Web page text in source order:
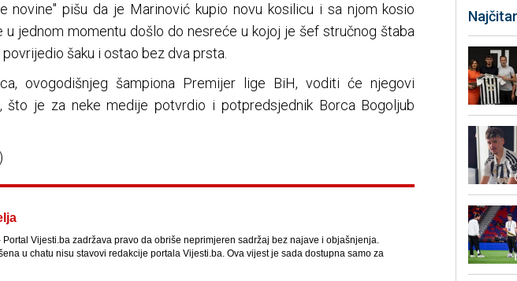
novine" pišu da je Marinović kupio novu kosilicu i sa njom kosio
u jednom momentu došlo do nesreće u kojoj je šef stručnog štaba
šaku i ostao bez dva prsta.
ovogodišnjeg šampiona Premijer lige BiH, voditi će njegovi
što je za neke medije potvrdio i potpredsjednik Borca Bogoljub
Vijesti.ba zadržava pravo da obriše neprimjeren sadržaj bez najave i objašnjenja.
u chatu nisu stavovi redakcije portala Vijesti.ba. Ova vijest je sada dostupna samo za